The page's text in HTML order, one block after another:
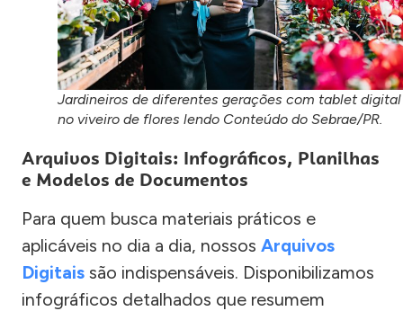
Jardineiros de diferentes gerações com tablet digital
no viveiro de flores lendo Conteúdo do Sebrae/PR.
Arquivos Digitais: Infográficos, Planilhas
e Modelos de Documentos
Para quem busca materiais práticos e
aplicáveis no dia a dia, nossos Arquivos
Digitais são indispensáveis. Disponibilizamos
infográficos detalhados que resumem